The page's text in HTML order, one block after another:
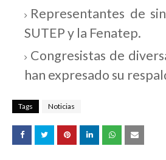
Representantes de
SUTEP y la Fenatep.
Congresistas de
han expresado su
Tags Noticias